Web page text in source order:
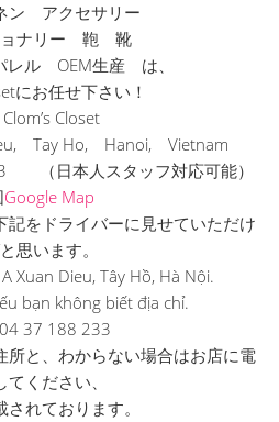
ン アクセサリー
ョナリー 鞄 靴
ル OEM生産 は、
にお任せ下さい！
Closet
Tay Ho, Hanoi, Vietnam
（日本人スタッフ対応可能）
Google Map
記をドライバーに見せていただけ
思います。
Xuan Dieu, Tây Hồ, Hà Nội.
bạn không biết địa chỉ.
37 188 233
と、 わからない場合はお店に電
てください、
れております。